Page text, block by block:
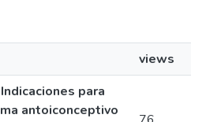
views
para
antoiconceptivo